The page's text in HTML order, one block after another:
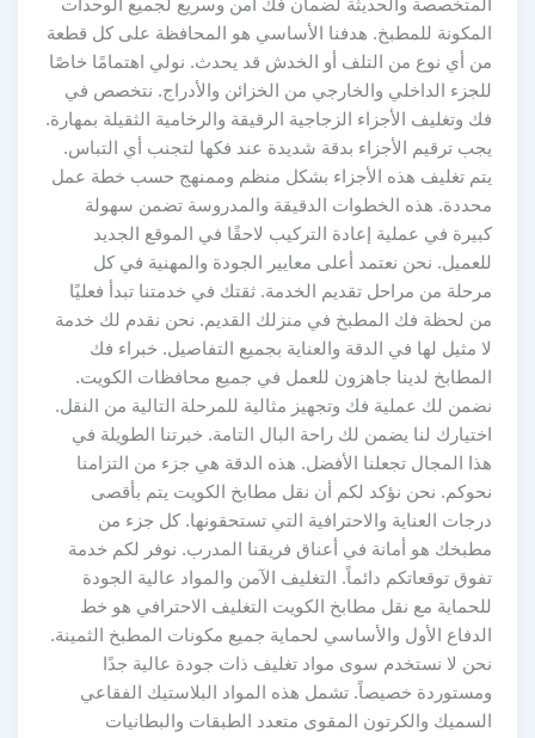
المتخصصة والحديثة لضمان فك آمن وسريع لجميع الوحدات
المكونة للمطبخ. هدفنا الأساسي هو المحافظة على كل قطعة
من أي نوع من التلف أو الخدش قد يحدث. نولي اهتمامًا خاصًا
للجزء الداخلي والخارجي من الخزائن والأدراج. نتخصص في
فك وتغليف الأجزاء الزجاجية الرقيقة والرخامية الثقيلة بمهارة.
يجب ترقيم الأجزاء بدقة شديدة عند فكها لتجنب أي التباس.
يتم تغليف هذه الأجزاء بشكل منظم وممنهج حسب خطة عمل
محددة. هذه الخطوات الدقيقة والمدروسة تضمن سهولة
كبيرة في عملية إعادة التركيب لاحقًا في الموقع الجديد
للعميل. نحن نعتمد أعلى معايير الجودة والمهنية في كل
مرحلة من مراحل تقديم الخدمة. ثقتك في خدمتنا تبدأ فعليًا
من لحظة فك المطبخ في منزلك القديم. نحن نقدم لك خدمة
لا مثيل لها في الدقة والعناية بجميع التفاصيل. خبراء فك
المطابخ لدينا جاهزون للعمل في جميع محافظات الكويت.
نضمن لك عملية فك وتجهيز مثالية للمرحلة التالية من النقل.
اختيارك لنا يضمن لك راحة البال التامة. خبرتنا الطويلة في
هذا المجال تجعلنا الأفضل. هذه الدقة هي جزء من التزامنا
نحوكم. نحن نؤكد لكم أن نقل مطابخ الكويت يتم بأقصى
درجات العناية والاحترافية التي تستحقونها. كل جزء من
مطبخك هو أمانة في أعناق فريقنا المدرب. نوفر لكم خدمة
تفوق توقعاتكم دائماً. التغليف الآمن والمواد عالية الجودة
للحماية مع نقل مطابخ الكويت التغليف الاحترافي هو خط
الدفاع الأول والأساسي لحماية جميع مكونات المطبخ الثمينة.
نحن لا نستخدم سوى مواد تغليف ذات جودة عالية جدًا
ومستوردة خصيصاً. تشمل هذه المواد البلاستيك الفقاعي
السميك والكرتون المقوى متعدد الطبقات والبطانيات